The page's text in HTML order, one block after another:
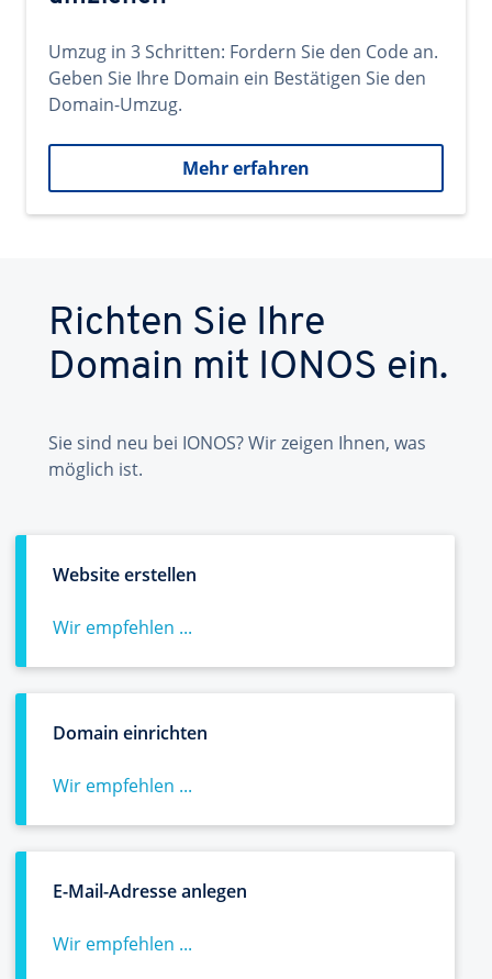
Umzug in 3 Schritten: Fordern Sie den Code an.
Geben Sie Ihre Domain ein Bestätigen Sie den
Domain-Umzug.
Mehr erfahren
Richten Sie Ihre
Domain mit IONOS ein.
Sie sind neu bei IONOS? Wir zeigen Ihnen, was
möglich ist.
Website erstellen
Wir empfehlen ...
Domain einrichten
Wir empfehlen ...
E-Mail-Adresse anlegen
Wir empfehlen ...